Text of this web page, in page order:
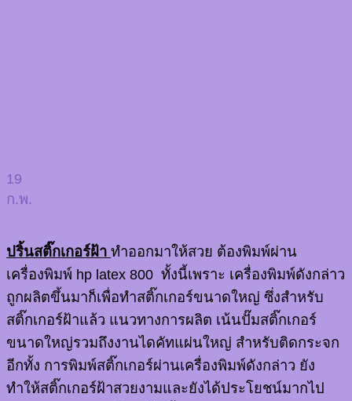
19
ก.พ.
ปริ้นสติ๊กเกอร์ฝ้า ทำออกมาให้สวย ต้องพิมพ์ผ่าน
เครื่องพิมพ์ hp latex 800 ทั้งนี้เพราะ เครื่องพิมพ์ดังกล่าว
ถูกผลิตขึ้นมาก็เพื่อทำสติ๊กเกอร์ขนาดใหญ่ ซึ่งสำหรับ
สติ๊กเกอร์ฝ้าแล้ว แนวทางการผลิต เน้นปั๊มสติ๊กเกอร์
ขนาดใหญ่รวมถึงงานไดคัทแผ่นใหญ่ สำหรับติดกระจก
อีกทั้ง การพิมพ์สติ๊กเกอร์ผ่านเครื่องพิมพ์ดังกล่าว ยัง
ทำให้สติ๊กเกอร์ฝ้าสวยงามและยังได้ประโยชน์มากไป